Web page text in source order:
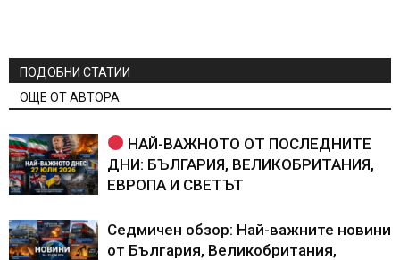
ПОДОБНИ СТАТИИ
ОЩЕ ОТ АВТОРА
НАЙ-ВАЖНОТО ОТ ПОСЛЕДНИТЕ
ДНИ: БЪЛГАРИЯ, ВЕЛИКОБРИТАНИЯ,
ЕВРОПА И СВЕТЪТ
Седмичен обзор: Най-важните новини
от България, Великобритания,